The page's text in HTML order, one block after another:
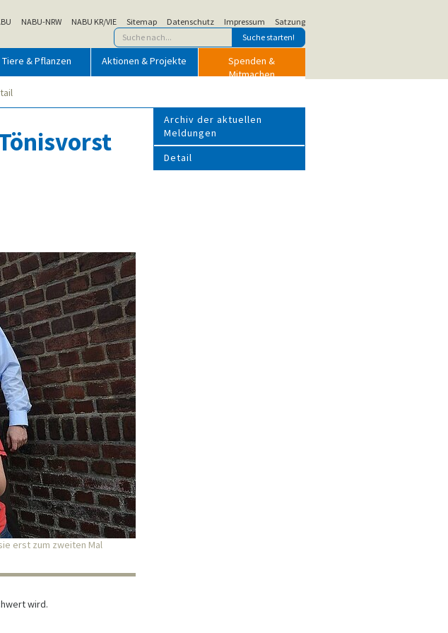
NABU-NRW NABU KR/VIE Sitemap Datenschutz Impressum Satzung
Tiere & Pflanzen Aktionen & Projekte
Spenden &
Mitmachen
erst zum zweiten Mal
wird.
Archiv der aktuellen
Meldungen
Detail